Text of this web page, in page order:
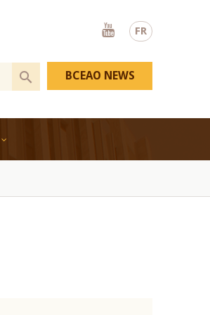
FR
Youtube
BCEAO NEWS